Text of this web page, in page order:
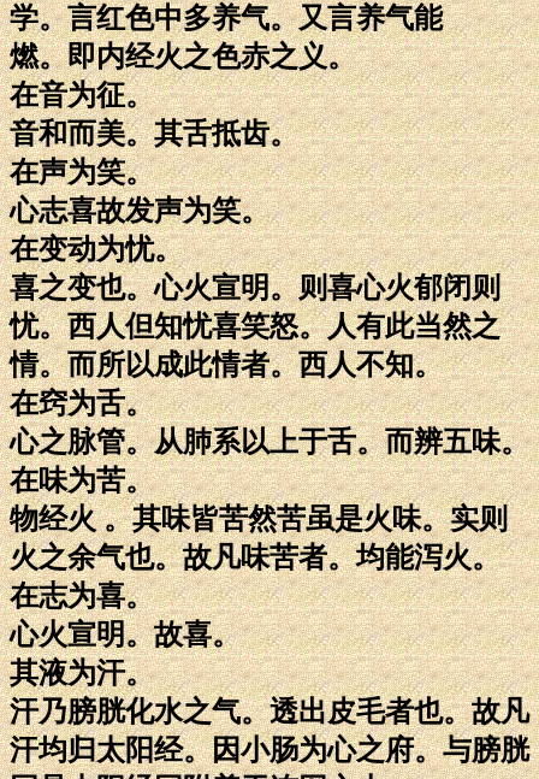
学。言红色中多养气。又言养气能
燃。即内经火之色赤之义。
在音为征。
音和而美。其舌抵齿。
在声为笑。
心志喜故发声为笑。
在变动为忧。
喜之变也。心火宣明。则喜心火郁闭则
忧。西人但知忧喜笑怒。人有此当然之
情。而所以成此情者。西人不知。
在窍为舌。
心之脉管。从肺系以上于舌。而辨五味。
在味为苦。
物经火 。其味皆苦然苦虽是火味。实则
火之余气也。故凡味苦者。均能泻火。
在志为喜。
心火宣明。故喜。
其液为汗。
汗乃膀胱化水之气。透出皮毛者也。故凡
汗均归太阳经。因小肠为心之府。与膀胱